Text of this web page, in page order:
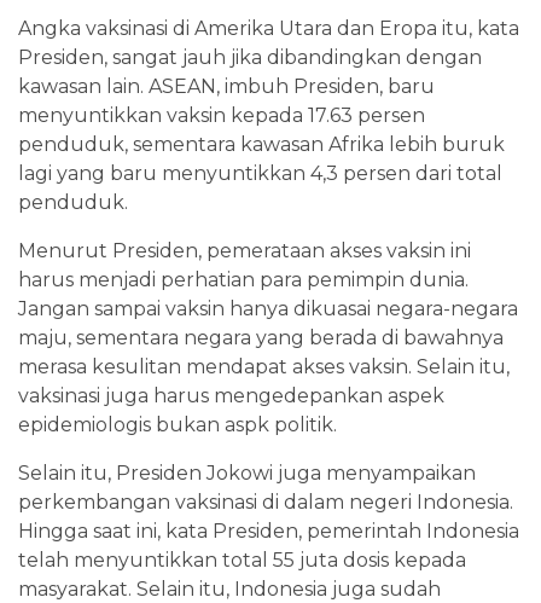
Angka vaksinasi di Amerika Utara dan Eropa itu, kata
Presiden, sangat jauh jika dibandingkan dengan
kawasan lain. ASEAN, imbuh Presiden, baru
menyuntikkan vaksin kepada 17.63 persen
penduduk, sementara kawasan Afrika lebih buruk
lagi yang baru menyuntikkan 4,3 persen dari total
penduduk.
Menurut Presiden, pemerataan akses vaksin ini
harus menjadi perhatian para pemimpin dunia.
Jangan sampai vaksin hanya dikuasai negara-negara
maju, sementara negara yang berada di bawahnya
merasa kesulitan mendapat akses vaksin. Selain itu,
vaksinasi juga harus mengedepankan aspek
epidemiologis bukan aspk politik.
Selain itu, Presiden Jokowi juga menyampaikan
perkembangan vaksinasi di dalam negeri Indonesia.
Hingga saat ini, kata Presiden, pemerintah Indonesia
telah menyuntikkan total 55 juta dosis kepada
masyarakat. Selain itu, Indonesia juga sudah